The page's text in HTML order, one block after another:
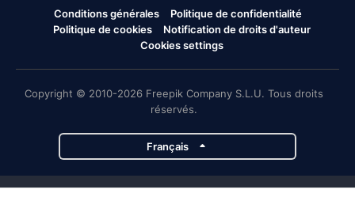
Conditions générales
Politique de confidentialité
Politique de cookies
Notification de droits d'auteur
Cookies settings
Copyright © 2010-2026 Freepik Company S.L.U. Tous droits
réservés.
Français